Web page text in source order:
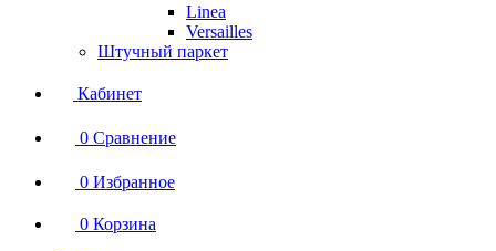
Linea
Versailles
Штучный паркет
Кабинет
0 Сравнение
0 Избранное
0 Корзина